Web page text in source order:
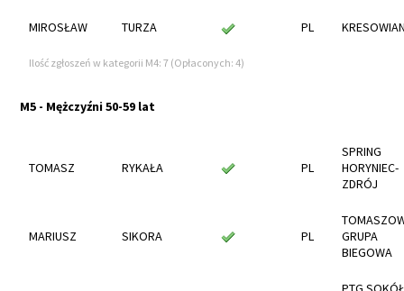
MIROSŁAW TURZA PL
Ilość zgłoszeń w kategorii M4: 7 (Opłaconych: 4)
M5 - Mężczyźni 50-59 lat
TOMASZ RYKAŁA PL
SPRING
HORYNIEC-
ZDRÓJ
MARIUSZ SIKORA PL
GRUPA
BIEGOWA